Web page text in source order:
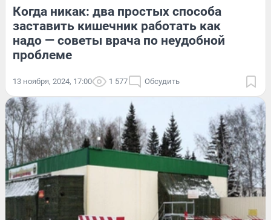
Когда никак: два простых способа
заставить кишечник работать как
надо — советы врача по неудобной
проблеме
13 ноября, 2024, 17:00 1 577 Обсудить